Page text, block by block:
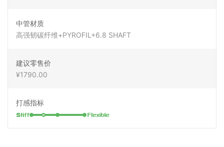
中管材质
高强韧碳纤维+PYROFIL+6.8 SHAFT
建议零售价
¥1790.00
打感指标